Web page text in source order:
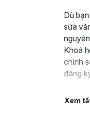
Dù
sửa
Khoá
chỉnh
đăng
Xem